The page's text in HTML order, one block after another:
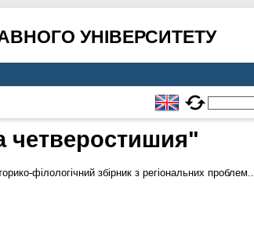
УНІВЕРСИТЕТУ
четверостишия"
філологічний збірник з регіональних проблем..